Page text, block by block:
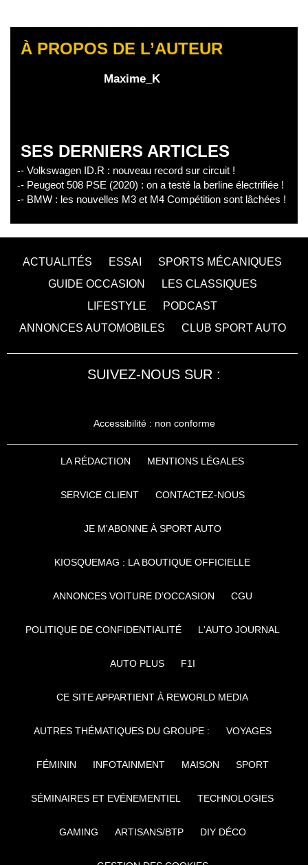
À PROPOS DE L’AUTEUR
Maxime_K
SES DERNIERS ARTICLES
- Volkswagen ID.R : nouveau record sur circuit !
- Peugeot 508 PSE (2020) : on a testé la berline électrifiée !
- BMW : les nouvelles M3 et M4 Compétition sont lâchées !
ACTUALITÉS ESSAI
SPORTS MÉCANIQUES
GUIDE OCCASION
LES CLASSIQUES
LIFESTYLE
PODCAST
ANNONCES AUTOMOBILES
CLUB SPORT AUTO
SUIVEZ-NOUS SUR :
Accessibilité : non conforme
LA RÉDACTION MENTIONS LÉGALES
SERVICE CLIENT CONTACTEZ-NOUS
JE M'ABONNE À SPORT AUTO
KIOSQUEMAG : LA BOUTIQUE OFFICIELLE
ANNONCES VOITURE D’OCCASION CGU
POLITIQUE DE CONFIDENTIALITÉ L'AUTO JOURNAL
AUTO PLUS F1I
CE SITE APPARTIENT À REWORLD MEDIA
AUTRES THÉMATIQUES DU GROUPE : VOYAGES
FÉMININ INFOTAINMENT MAISON SPORT
SÉMINAIRES ET EVÉNEMENTIEL TECHNOLOGIES
GAMING ARTISANS/BTP DIY DÉCO